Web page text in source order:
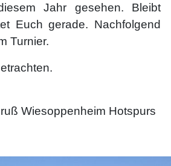
Jahr gesehen. Bleibt
Euch gerade. Nachfolgend
Turnier.
Wiesoppenheim Hotspurs